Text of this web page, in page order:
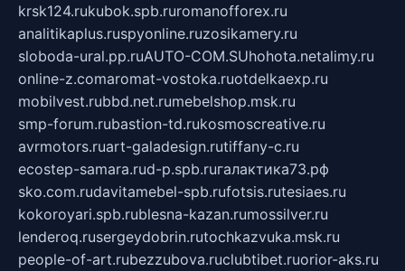
krsk124.rukubok.spb.ruromanofforex.ru
analitikaplus.ruspyonline.ruzosikamery.ru
sloboda-ural.pp.ruAUTO-COM.SUhohota.netalimy.ru
online-z.comaromat-vostoka.ruotdelkaexp.ru
mobilvest.rubbd.net.rumebelshop.msk.ru
smp-forum.rubastion-td.rukosmoscreative.ru
avrmotors.ruart-galadesign.rutiffany-c.ru
ecostep-samara.rud-p.spb.ruгалактика73.рф
sko.com.rudavitamebel-spb.rufotsis.rutesiaes.ru
kokoroyari.spb.rublesna-kazan.rumossilver.ru
lenderoq.rusergeydobrin.rutochkazvuka.msk.ru
people-of-art.rubezzubova.ruclubtibet.ruorior-aks.ru